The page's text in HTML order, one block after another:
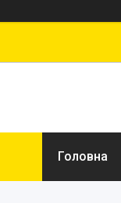
Головна